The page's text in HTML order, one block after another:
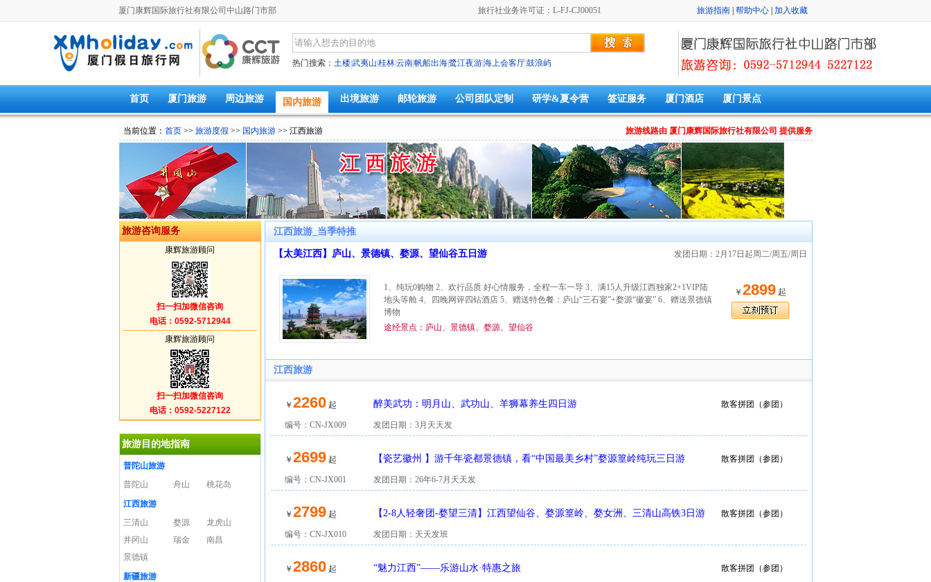
厦门康辉国际旅行社有限公司中山路门市部 旅行社业务许可证：L-FJ-CJ00051 旅游指南 帮助中心 加入收藏
热门搜索： 土楼武夷山 桂林云南帆船出海鹭江夜游海上会客厅鼓浪屿
首页 厦门旅游 周边旅游 国内旅游 出境旅游 邮轮旅游 公司团队定制 研学&夏令营 签证服务 厦门酒店 厦门景点
当前位置： 首页>> 旅游度假 >> 国内旅游>> 江西旅游 旅游线路由 厦门康辉国际旅行社有限公司 提供服务
旅游咨询服务
康辉旅游顾问
扫一扫加微信咨询
电话：0592-5712944
康辉旅游顾问
扫一扫加微信咨询
电话：0592-5227122
旅游目的地指南
普陀山旅游
普陀山
舟山
桃花岛
江西旅游
三清山
婺源
龙虎山
井冈山
瑞金
南昌
景德镇
新疆旅游
江西旅游_当季特推
【太美江西】庐山、景德镇、婺源、望仙谷五日游 发团日期：2月17日起周二/周五/周日
1、纯玩0购物 2、欢行品质 好心情服务，全程一车一导 3、满15人升级江西独家2+1VIP陆
地头等舱 4、四晚网评四钻酒店 5、赠送特色餐：庐山“三石宴”+婺源“徽宴” 6、赠送景德镇
博物
￥ 2899起
途经景点：庐山、景德镇、婺源、望仙谷
江西旅游
￥ 2260起 醉美武功：明月山、武功山、羊狮幕养生四日游 散客拼团（参团）
编号：CN-JX009 发团日期：3月天天发
￥ 2699起 【瓷艺徽州 】游千年瓷都景德镇，看“中国最美乡村”婺源篁岭纯玩三日游 散客拼团（参团）
编号：CN-JX001 发团日期：26年6-7月天天发
￥ 2799起 【2-8人轻奢团-婺望三清】江西望仙谷、婺源篁岭、婺女洲、三清山高铁3日游 散客拼团（参团）
编号：CN-JX010 发团日期：天天发班
￥ 2860起 “魅力江西”——乐游山水·特惠之旅 散客拼团（参团）